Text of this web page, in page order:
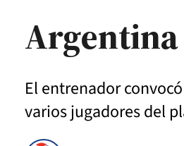
El entrenador
varios jugadores del